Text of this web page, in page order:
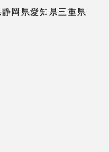
静岡県愛知県三重県